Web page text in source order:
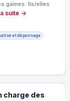
gaines. Ils/elles
suite →
et dépannage
charge des